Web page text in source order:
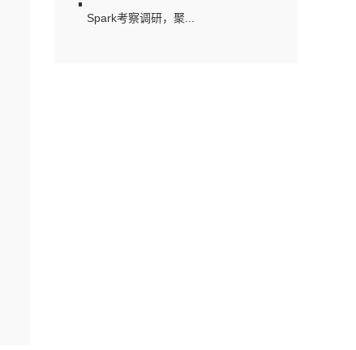
Spark考察调研，聚...